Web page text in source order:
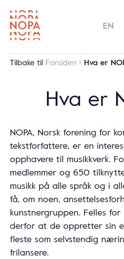
EN
Tilbake til Forsiden Hva er
Hva er
NOPA, Norsk forening for
tekstforfattere, er en
opphavere til musikkverk.
medlemmer og 650
musikk på alle språk og i
få, om noen,
kunstnergruppen. Felles for
derfor at de oppretter sin
fleste som selvstendig
frilansere.